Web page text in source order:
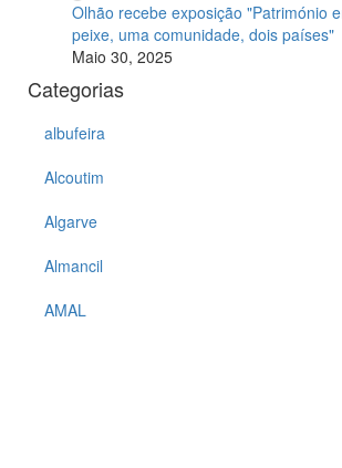
Olhão recebe exposição "Património
peixe, uma comunidade, dois países"
Maio 30, 2025
Categorias
albufeira
Alcoutim
Algarve
Almancil
AMAL